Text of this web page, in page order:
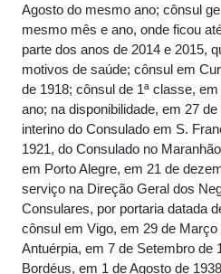
Agosto do mesmo ano; cônsul
mesmo mês e ano, onde ficou
parte dos anos de 2014 e 2015,
motivos de saúde; cônsul em
de 1918; cônsul de 1ª classe,
ano; na disponibilidade, em 27
interino do Consulado em S.
1921, do Consulado no
em Porto Alegre, em 21 de
serviço na Direção Geral dos
Consulares, por portaria datada
cônsul em Vigo, em 29 de
Antuérpia, em 7 de Setembro de
Bordéus, em 1 de Agosto de 1938